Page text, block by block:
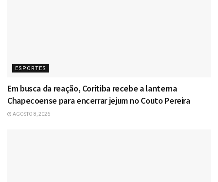
ESPORTES
Em busca da reação, Coritiba recebe a lanterna
Chapecoense para encerrar jejum no Couto Pereira
AGOSTO 8, 2026